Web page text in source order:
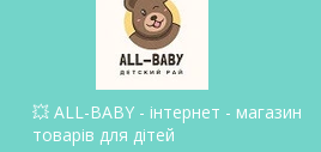
💥 ALL-BABY - інтернет - магазин
товарів для дітей